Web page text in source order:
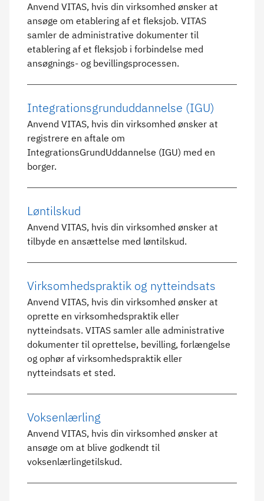
Anvend VITAS, hvis din virksomhed ønsker at
ansøge om etablering af et fleksjob. VITAS
samler de administrative dokumenter til
etablering af et fleksjob i forbindelse med
ansøgnings- og bevillingsprocessen.
Integrationsgrunduddannelse (IGU)
Anvend VITAS, hvis din virksomhed ønsker at
registrere en aftale om
IntegrationsGrundUddannelse (IGU) med en
borger.
Løntilskud
Anvend VITAS, hvis din virksomhed ønsker at
tilbyde en ansættelse med løntilskud.
Virksomhedspraktik og nytteindsats
Anvend VITAS, hvis din virksomhed ønsker at
oprette en virksomhedspraktik eller
nytteindsats. VITAS samler alle administrative
dokumenter til oprettelse, bevilling, forlængelse
og ophør af virksomhedspraktik eller
nytteindsats et sted.
Voksenlærling
Anvend VITAS, hvis din virksomhed ønsker at
ansøge om at blive godkendt til
voksenlærlingetilskud.